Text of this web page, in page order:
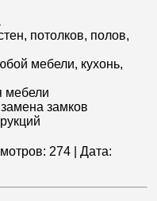
потолков, полов,
мебели, кухонь,
мебели
замков
274
Дата: